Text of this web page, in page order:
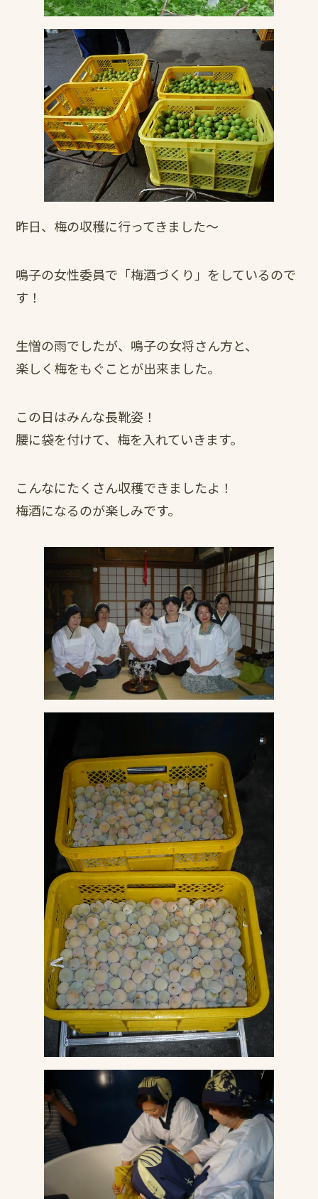
昨日、梅の収穫に行ってきました～
鳴子の女性委員で「梅酒づくり」をしているので
す！
生憎の雨でしたが、鳴子の女将さん方と、
楽しく梅をもぐことが出来ました。
この日はみんな長靴姿！
腰に袋を付けて、梅を入れていきます。
こんなにたくさん収穫できましたよ！
梅酒になるのが楽しみです。